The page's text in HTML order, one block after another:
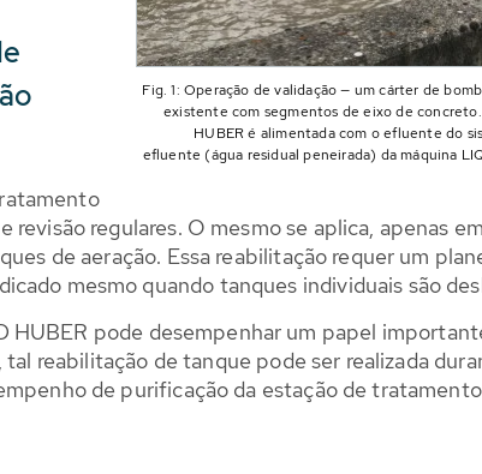
Fig. 1: Operação de validação — um cárter de
existente com segmentos de eixo de
HUBER é alimentada com o efluente do
efluente (água residual peneirada) da máquina
regulares. O mesmo se aplica, apenas
de aeração. Essa reabilitação requer um
mesmo quando tanques individuais são
pode desempenhar um papel
reabilitação de tanque pode ser realizada
de purificação da estação de